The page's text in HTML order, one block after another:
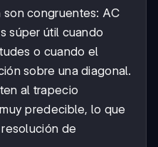
son congruentes: AC
súper útil cuando
o cuando el
sobre una diagonal.
al trapecio
predecible, lo que
de